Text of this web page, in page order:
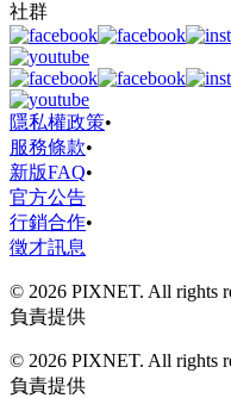
社群
隱私權政策•
服務條款•
新版FAQ•
官方公告
行銷合作•
徵才訊息
© 2026 PIXNET. All rights
負責提供
© 2026 PIXNET. All rights
負責提供